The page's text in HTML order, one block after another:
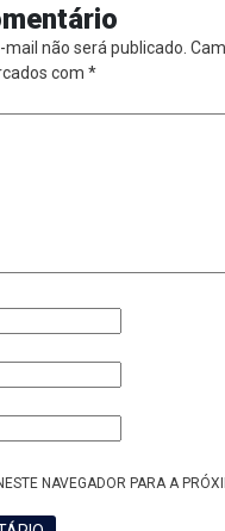
não será publicado.
com *
NAVEGADOR PARA A